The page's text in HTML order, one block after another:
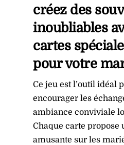
créez des
inoubliables
cartes
pour votre
Ce jeu est l’outil idéal
encourager les
ambiance conviviale
Chaque carte propose
amusante sur les